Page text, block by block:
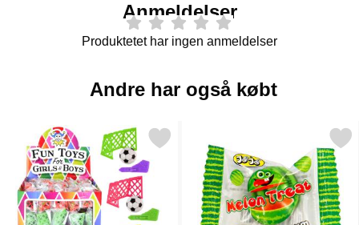
Anmeldelser
Produktetet har ingen anmeldelser
Andre har også købt
Markér mini Fodboldspil med Mål som favorit
Markér tyggegummi